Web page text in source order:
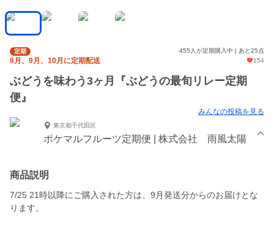
定期 455人が定期購入中 | あと25点
8月、9月、10月に定期配送 154
ぶどうを味わう3ヶ月『ぶどうの最旬リレー定期
便』
みんなの投稿を見る
東京都千代田区
ポケマルフルーツ定期便 | 株式会社 雨風太陽
商品説明
7/25 21時以降にご購入された方は、9月発送分からのお届けとな
ります。